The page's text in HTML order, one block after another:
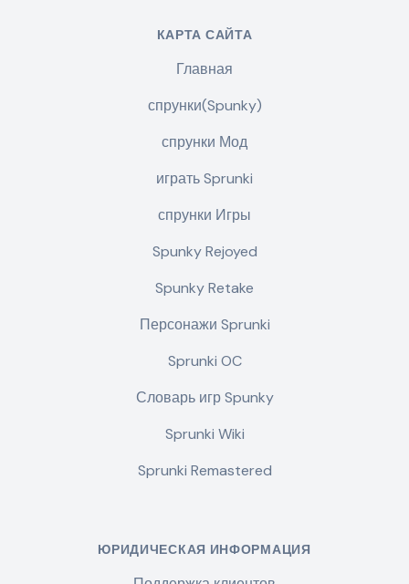
КАРТА САЙТА
Главная
спрунки(Spunky)
спрунки Мод
играть Sprunki
спрунки Игры
Spunky Rejoyed
Spunky Retake
Персонажи Sprunki
Sprunki OC
Словарь игр Spunky
Sprunki Wiki
Sprunki Remastered
ЮРИДИЧЕСКАЯ ИНФОРМАЦИЯ